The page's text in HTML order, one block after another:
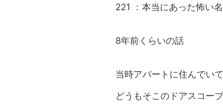
221 ：本当にあった怖い
8年前くらいの話
当時アパートに住んでい
どうもそこのドアスコー